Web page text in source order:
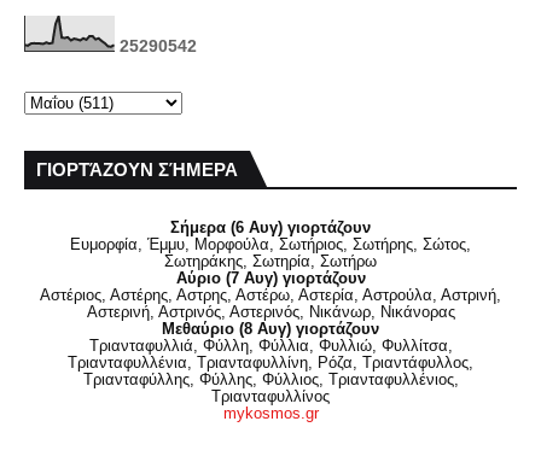
25290542
ΓΙΟΡΤΆΖΟΥΝ ΣΉΜΕΡΑ
Σήμερα (6 Αυγ) γιορτάζουν
Ευμορφία, Έμμυ, Μορφούλα, Σωτήριος, Σωτήρης, Σώτος,
Σωτηράκης, Σωτηρία, Σωτήρω
Αύριο (7 Αυγ) γιορτάζουν
Αστέριος, Αστέρης, Αστρης, Αστέρω, Αστερία, Αστρούλα, Αστρινή,
Αστερινή, Αστρινός, Αστερινός, Νικάνωρ, Νικάνορας
Μεθαύριο (8 Αυγ) γιορτάζουν
Τριανταφυλλιά, Φύλλη, Φύλλια, Φυλλιώ, Φυλλίτσα,
Τριανταφυλλένια, Τριανταφυλλίνη, Ρόζα, Τριαντάφυλλος,
Τριανταφύλλης, Φύλλης, Φύλλιος, Τριανταφυλλένιος,
Τριανταφυλλίνος
mykosmos.gr